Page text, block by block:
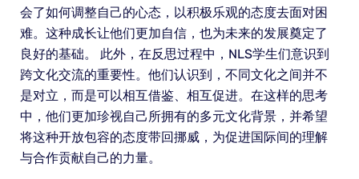
会了如何调整自己的心态，以积极乐观的态度去面对困
难。这种成长让他们更加自信，也为未来的发展奠定了
良好的基础。 此外，在反思过程中，NLS学生们意识到
跨文化交流的重要性。他们认识到，不同文化之间并不
是对立，而是可以相互借鉴、相互促进。在这样的思考
中，他们更加珍视自己所拥有的多元文化背景，并希望
将这种开放包容的态度带回挪威，为促进国际间的理解
与合作贡献自己的力量。